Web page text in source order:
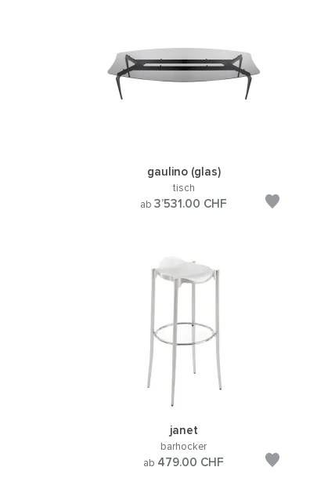
gaulino (glas)
tisch
ab3’531.00 CHF
janet
barhocker
ab 479.00 CHF